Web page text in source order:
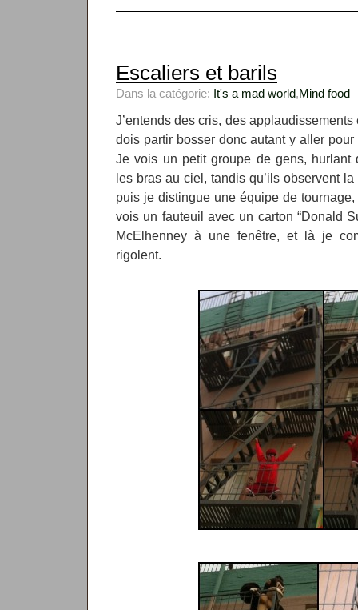
Escaliers et barils
Dans la catégorie: It's a mad world,Mind food
J’entends des cris, des
dois partir bosser donc autant y aller
Je vois un petit groupe de gens, hurlant
les bras au ciel, tandis qu’ils observent
puis je distingue une équipe de
vois un fauteuil avec un carton “Donald
McElhenney à une fenêtre, et là je
rigolent.